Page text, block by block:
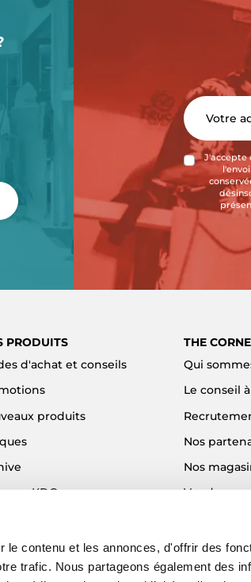
contenu et les annonces, d'offrir des
trafic. Nous partageons également des
J'accepte
PRODUITS
d'achat et conseils
produits
KDO
THE
Qui
Le conseil
Nos
Nos
Vendre
Blog